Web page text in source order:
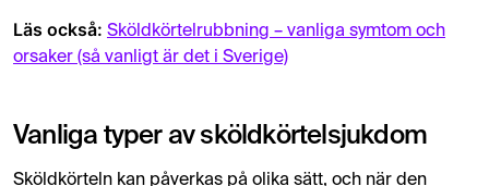
Läs också: Sköldkörtelrubbning – vanliga symtom och
orsaker (så vanligt är det i Sverige)
Vanliga typer av sköldkörtelsjukdom
Sköldkörteln kan påverkas på olika sätt, och när den